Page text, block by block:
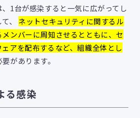
1台が感染すると一気に広がってし
、 ネットセキュリティに関するル
ンバーに周知させるとともに、セ
アを配布するなど、組織全体とし
要があります。
る感染